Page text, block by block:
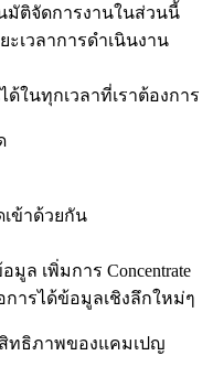
มัติจัดการงานในส่วนนี้
เวลาการดำเนินงาน
ในทุกเวลาที่เราต้องการ
เข้าด้วยกัน
เพิ่มการ Concentrate
ารได้ข้อมูลเชิงลึกใหม่ๆ
ทธิภาพของแคมเปญ